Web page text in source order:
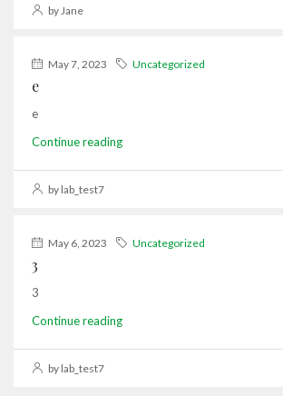
by Jane
May 7, 2023 Uncategorized
e
e
Continue reading
by lab_test7
May 6, 2023 Uncategorized
3
3
Continue reading
by lab_test7